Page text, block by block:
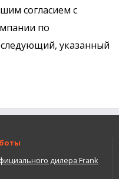
согласием с
по
указанный
дилера Frank